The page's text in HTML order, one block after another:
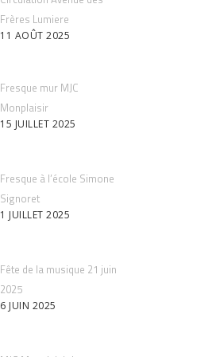
Frères Lumiere
11 AOÛT 2025
Fresque mur MJC
Monplaisir
15 JUILLET 2025
Fresque à l’école Simone
Signoret
1 JUILLET 2025
Fête de la musique 21 juin
2025
6 JUIN 2025